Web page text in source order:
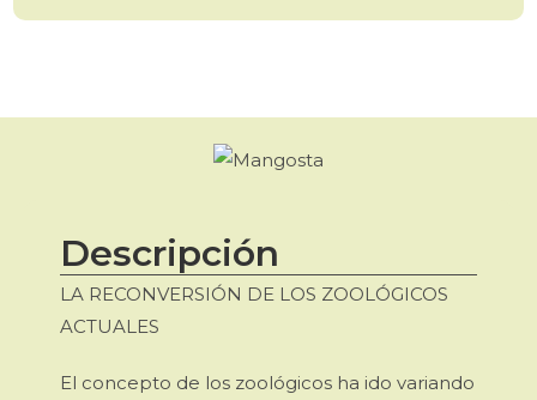
Descripción
LA RECONVERSIÓN DE LOS ZOOLÓGICOS
ACTUALES
El concepto de los zoológicos ha ido variando